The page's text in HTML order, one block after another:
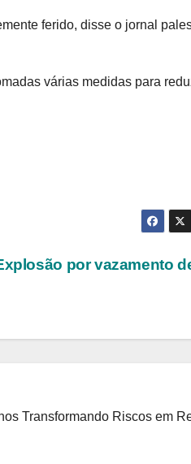
ferido, disse o jornal
várias medidas para
por vazamento
Transformando Riscos em